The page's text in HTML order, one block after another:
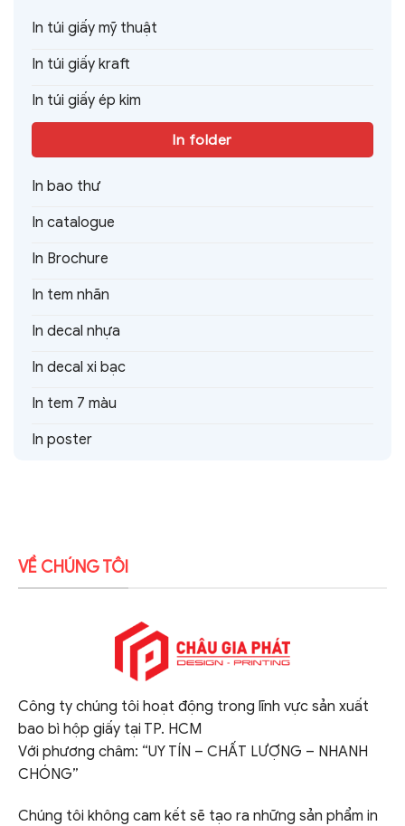
In túi giấy mỹ thuật
In túi giấy kraft
In túi giấy ép kim
In folder
In bao thư
In catalogue
In Brochure
In tem nhãn
In decal nhựa
In decal xi bạc
In tem 7 màu
In poster
VỀ CHÚNG TÔI
Công ty chúng tôi hoạt động trong lĩnh vực sản xuất
bao bì hộp giấy tại TP. HCM
Với phương châm: “UY TÍN – CHẤT LƯỢNG – NHANH
CHÓNG”
Chúng tôi không cam kết sẽ tạo ra những sản phẩm in